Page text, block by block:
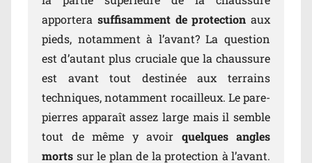
apportera suffisamment de protection aux
pieds, notamment à l’avant? La question
est d’autant plus cruciale que la chaussure
est avant tout destinée aux terrains
techniques, notamment rocailleux. Le pare-
pierres apparaît assez large mais il semble
tout de même y avoir quelques angles
morts sur le plan de la protection à l’avant.